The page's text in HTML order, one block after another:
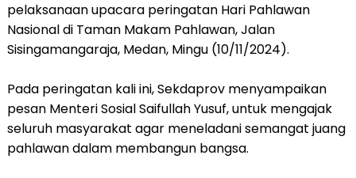
pelaksanaan upacara peringatan Hari Pahlawan
Nasional di Taman Makam Pahlawan, Jalan
Sisingamangaraja, Medan, Mingu (10/11/2024).
Pada peringatan kali ini, Sekdaprov menyampaikan
pesan Menteri Sosial Saifullah Yusuf, untuk mengajak
seluruh masyarakat agar meneladani semangat juang
pahlawan dalam membangun bangsa.